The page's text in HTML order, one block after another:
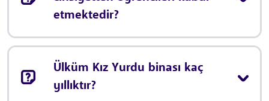
etmektedir?
Ülküm Kız Yurdu binası kaç
yıllıktır?